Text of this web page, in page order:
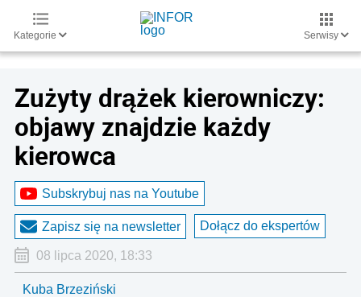
Kategorie Serwisy
Zużyty drążek kierowniczy:
objawy znajdzie każdy
kierowca
Subskrybuj nas na Youtube
Zapisz się na newsletter Dołącz do ekspertów
08 lipca 2020, 18:33
Kuba Brzeziński